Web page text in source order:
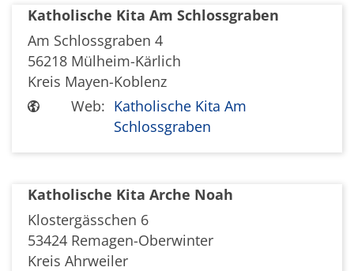
Katholische Kita Am Schlossgraben
Am Schlossgraben 4
56218 Mülheim-Kärlich
Kreis Mayen-Koblenz
Web: Katholische Kita Am
Schlossgraben
Katholische Kita Arche Noah
Klostergässchen 6
53424 Remagen-Oberwinter
Kreis Ahrweiler